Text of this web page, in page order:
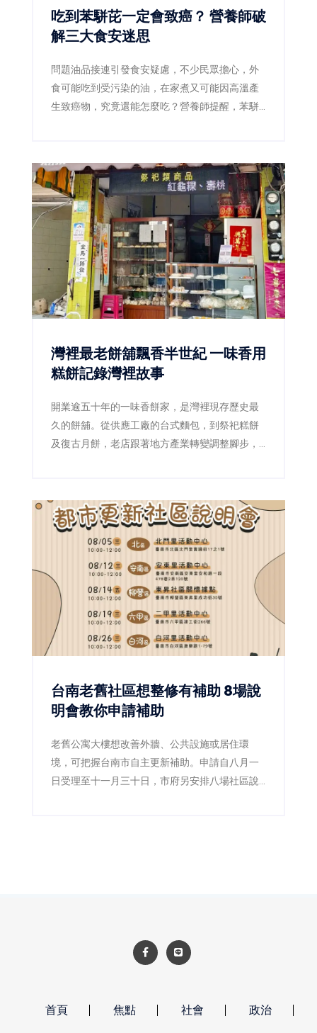
吃到苯駢芘一定會致癌？ 營養師破
解三大食安迷思
問題油品接連引發食安疑慮，不少民眾擔心，外
食可能吃到受污染的油，在家煮又可能因高溫產
生致癌物，究竟還能怎麼吃？營養師提醒，苯駢
食品能立即把它「排出體外」。真正有效的防
線，是確認問題產品、減少焦黑食物及改善用油
習慣。
灣裡最老餅舖飄香半世紀 一味香用
糕餅記錄灣裡故事
開業逾五十年的一味香餅家，是灣裡現存歷史最
久的餅舖。從供應工廠的台式麵包，到祭祀糕餅
及復古月餅，老店跟著地方產業轉變調整腳步，
台南老舊社區想整修有補助 8場說
明會教你申請補助
老舊公寓大樓想改善外牆、公共設施或居住環
境，可把握台南市自主更新補助。申請自八月一
日受理至十一月三十日，市府另安排八場社區說
首頁 焦點 社會 政治